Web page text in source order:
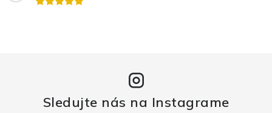
Sledujte nás na Instagrame